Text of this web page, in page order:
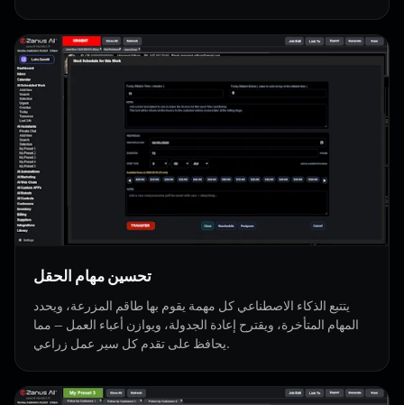
تحسين مهام الحقل
يتتبع الذكاء الاصطناعي كل مهمة يقوم بها طاقم المزرعة، ويحدد
المهام المتأخرة، ويقترح إعادة الجدولة، ويوازن أعباء العمل — مما
يحافظ على تقدم كل سير عمل زراعي.